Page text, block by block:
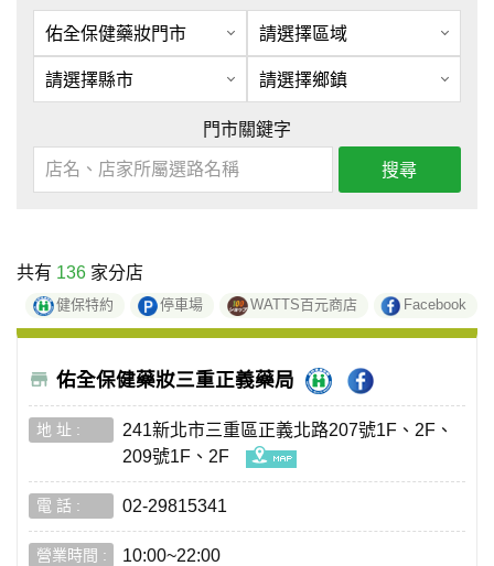
門市關鍵字
搜尋
共有 136 家分店
健保特約 停車場 WATTS百元商店 Facebook
佑全保健藥妝三重正義藥局
241新北市三重區正義北路207號1F、2F、
209號1F、2F
02-29815341
10:00~22:00